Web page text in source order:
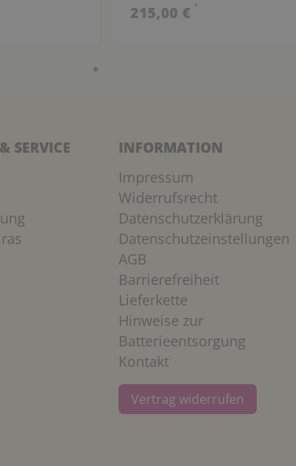
215,00 € *
SERVICE
INFORMATION
Impressum
Widerrufsrecht
Datenschutzerklärung
Datenschutzeinstellungen
AGB
Barrierefreiheit
Lieferkette
Hinweise zur
Batterieentsorgung
Kontakt
Vertrag widerrufen